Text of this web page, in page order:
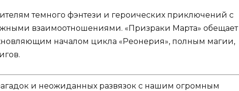
темного фэнтези и героических приключений с
взаимоотношениями. «Призраки Марта» обещает
началом цикла «Реонерия», полным магии,
и неожиданных развязок с нашим огромным